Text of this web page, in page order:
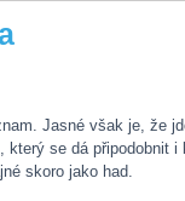
Jasné však je, že
který se dá připodobnit
skoro jako had.